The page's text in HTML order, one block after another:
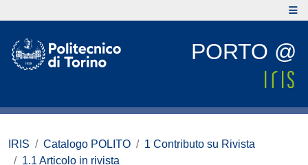
PORTO @
IRIS Catalogo POLITO
1 Contributo su Rivista
1.1 Articolo in rivista